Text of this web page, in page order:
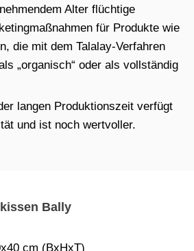
Alter flüchtige
für Produkte wie
die mit dem Talalay-Verfahren
„organisch“ oder als vollständig
langen Produktionszeit verfügt
und ist noch wertvoller.
Bally
cm (BxHxT)